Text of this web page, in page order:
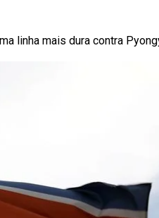
linha mais dura contra